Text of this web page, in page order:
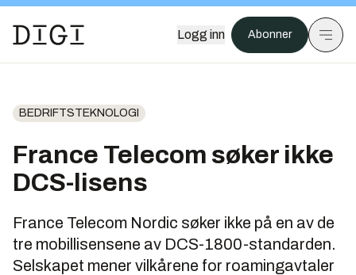
Logg inn Abonner
BEDRIFTSTEKNOLOGI
France Telecom søker ikke
DCS-lisens
France Telecom Nordic søker ikke på en av de
tre mobillisensene av DCS-1800-standarden.
Selskapet mener vilkårene for roamingavtaler